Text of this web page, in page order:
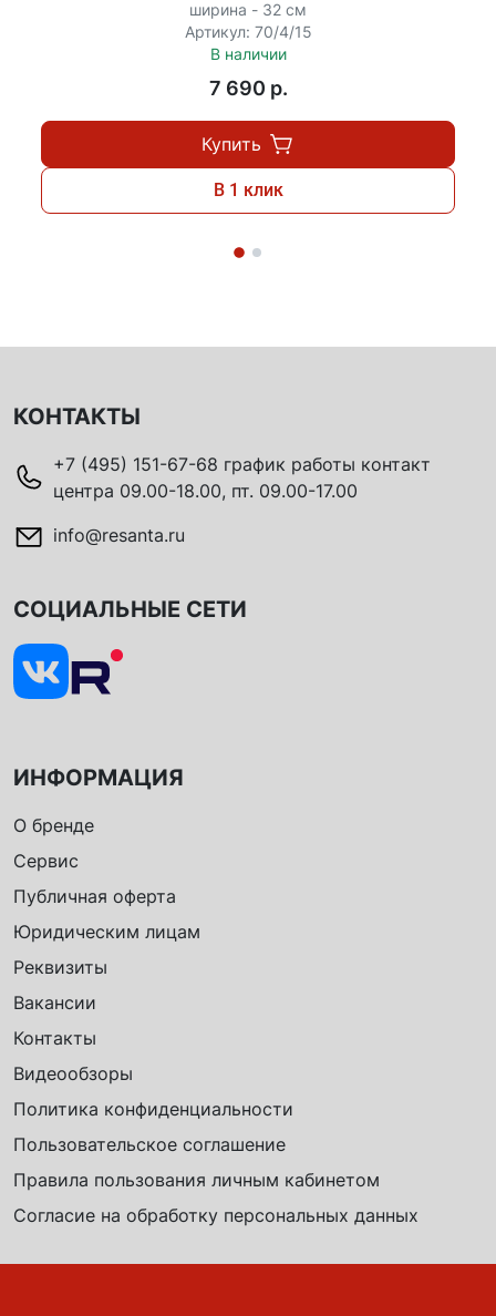
ширина - 32 см
Артикул: 70/4/15
В наличии
7 690 p.
Купить
В 1 клик
КОНТАКТЫ
+7 (495) 151-67-68 график работы контакт
центра 09.00-18.00, пт. 09.00-17.00
info@resanta.ru
ИНФОРМАЦИЯ
О бренде
Сервис
Публичная оферта
Юридическим лицам
Реквизиты
Вакансии
Контакты
Видеообзоры
Политика конфиденциальности
Пользовательское соглашение
Правила пользования личным кабинетом
Согласие на обработку персональных данных
СОЦИАЛЬНЫЕ СЕТИ